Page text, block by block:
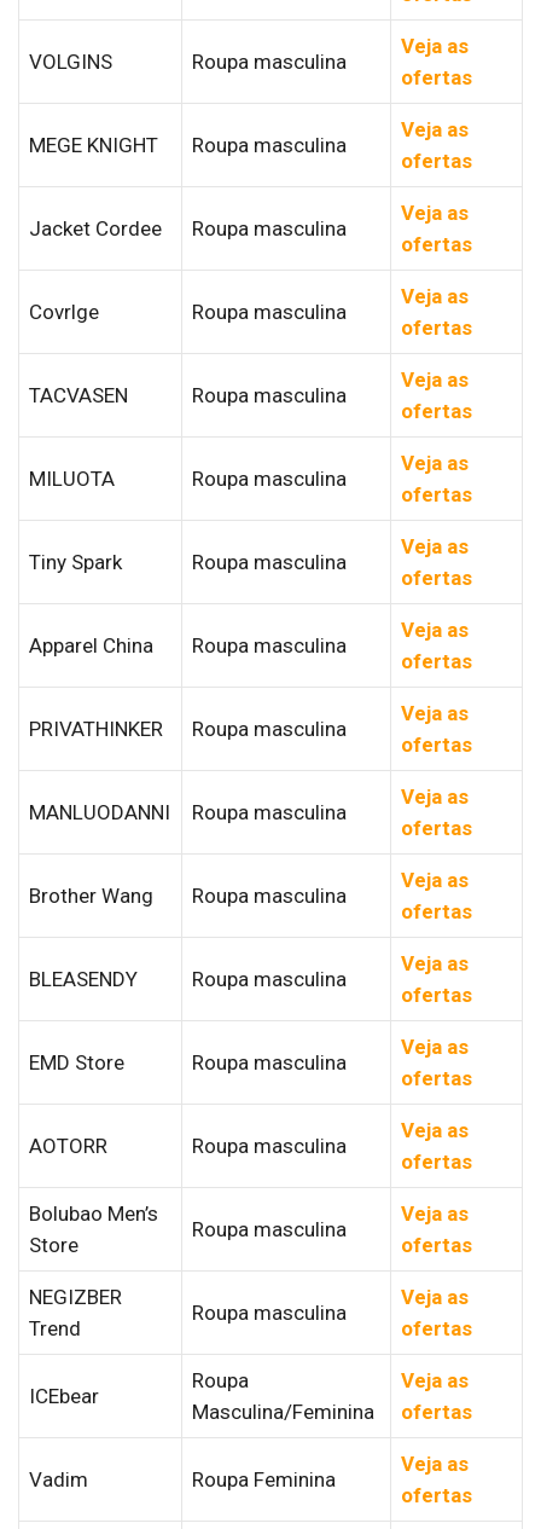
VOLGINS Roupa masculina
Veja as
ofertas
MEGE KNIGHT Roupa masculina
Veja as
ofertas
Jacket Cordee Roupa masculina
Veja as
ofertas
Covrlge Roupa masculina
Veja as
ofertas
TACVASEN Roupa masculina
Veja as
ofertas
MILUOTA Roupa masculina
Veja as
ofertas
Tiny Spark Roupa masculina
Veja as
ofertas
Apparel China Roupa masculina
Veja as
ofertas
PRIVATHINKER Roupa masculina
Veja as
ofertas
MANLUODANNI Roupa masculina
Veja as
ofertas
Brother Wang Roupa masculina
Veja as
ofertas
BLEASENDY Roupa masculina
Veja as
ofertas
EMD Store Roupa masculina
Veja as
ofertas
AOTORR Roupa masculina
Veja as
ofertas
Bolubao Men’s
Store
Roupa masculina
Veja as
ofertas
NEGIZBER
Trend
Roupa masculina
Veja as
ofertas
ICEbear
Roupa
Masculina/Feminina
Veja as
ofertas
Vadim Roupa Feminina
Veja as
ofertas